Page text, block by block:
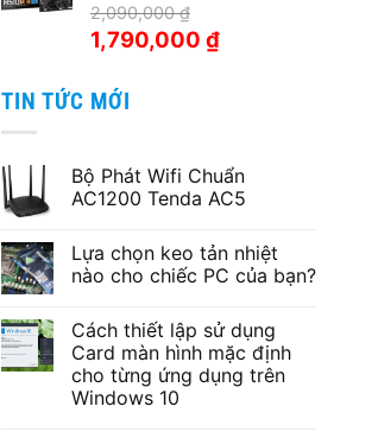
2,090,000₫
Giá
gốc
2,090,000 ₫.
1,790,000 ₫Giá
TIN TỨC MỚI
Bộ Phát Wifi Chuẩn
AC1200 Tenda AC5
bình
luận
ở
Wifi
Chuẩn
AC1200
Tenda
AC5
Lựa chọn keo tản nhiệt
nào cho chiếc PC của bạn?
bình
luận
ở
Lựa
chọn
keo
Cách thiết lập sử dụng
Card màn hình mặc định
cho từng ứng dụng trên
Windows 10